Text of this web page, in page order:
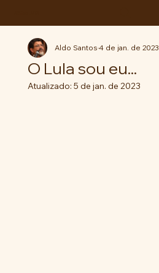
O Lula sou eu...
Aldo Santos4 de jan. de 2023
Atualizado: 5 de jan. de 2023